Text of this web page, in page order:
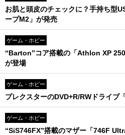
お肌と頭皮のチェックに？手持ち型
ープM2」が発売
ゲーム・ホビー
“Barton”コア搭載の「Athlon XP
が登場
ゲーム・ホビー
プレクスターのDVD+R/RWドライブ
ゲーム・ホビー
“SiS746FX”搭載のマザー「746F